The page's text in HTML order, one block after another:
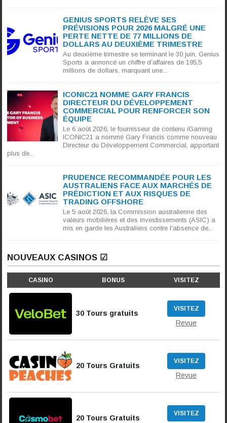
GENIUS SPORTS RELÈVE SES
PRÉVISIONS POUR 2026 MALGRÉ UNE
PERTE NETTE DE 77 MILLIONS DE
DOLLARS AU DEUXIÈME TRIMESTRE
Au deuxième trimestre se terminant le 30 juin, Genius
Sports a annoncé un chiffre d’affaires de 195,5
millions de dollars, marquant une...
ICONIC21 NOMME GARY FRANCIS
DIRECTEUR DU DÉVELOPPEMENT
COMMERCIAL POUR RENFORCER SON
ÉQUIPE
Le 6 août 2026, le fournisseur de contenu iGaming
ICONIC21 a nommé Gary Francis comme nouveau
Directeur du Développement Commercial, apportant
plus de...
PRUDENCE RECOMMANDÉE POUR LES
AUSTRALIENS FACE AUX MARCHÉS DE
PRÉDICTION ET AUX RISQUES DE
TRADING OFFSHORE
Le 5 août 2026, la Commission australienne des
valeurs mobilières et des investissements (ASIC) a
mis en garde les Australiens contre l’absence de...
NOUVEAUX CASINOS ☑
CASINO BONUS VISITEZ
30 Tours gratuits
VISITEZ
Revue
20 Tours Gratuits
VISITEZ
Revue
20 Tours Gratuits
VISITEZ